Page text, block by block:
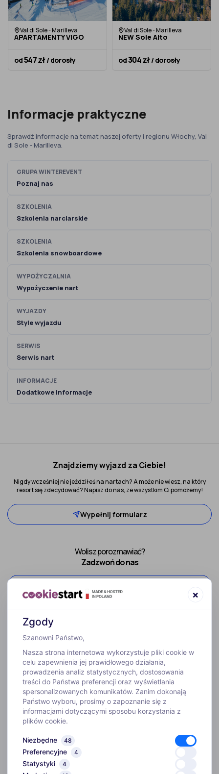
Val di Sole - Marilleva
APARTAMENTY VIGO
od547 zł / dorosły
Val di Sole - Marilleva
NEW Sole Alto
od304 zł / dorosły
Informacje praktyczne
Sprawdź informacje na temat naszej oferty i regionu Włochy, Val
di Sole - Marilleva.
GRUPA WINTEREVENT
Poznaj nas
SZKOLENIA
Szkolenia narciarskie
SZKOLENIA
Szkolenia snowboardowe
WYPOŻYCZALNIA
Wypożyczenie nart
WYJAZDY
Style wyjazdu
SERWIS
Serwis nart
INFORMACJE
Dodatkowe informacje
Znajdziemy wyjazd za Ciebie!
Nigdy wcześniej nie jeździłeś na nartach? A może nie wiesz, na który
resort się zdecydować? Napisz do nas, ze wszystkim Ci pomożemy!
Wypełnij formularz
Wolisz porozmawiać?
Zadzwoń do nas
WYJAZDY
INFORMACJE
O FIRMIE
Biuro
Zgody
×
Szanowni Państwo,
Nasza strona internetowa wykorzystuje pliki cookie w
celu zapewnienia jej prawidłowego działania,
prowadzenia analiz statystycznych, dostosowania
treści do Państwa preferencji oraz wyświetlania
spersonalizowanych komunikatów. Zanim dokonają
Państwo wyboru, prosimy o zapoznanie się z
informacjami dotyczącymi sposobu korzystania z
plików cookie.
Niezbędne 48
Preferencyjne 4
Statystyki 4